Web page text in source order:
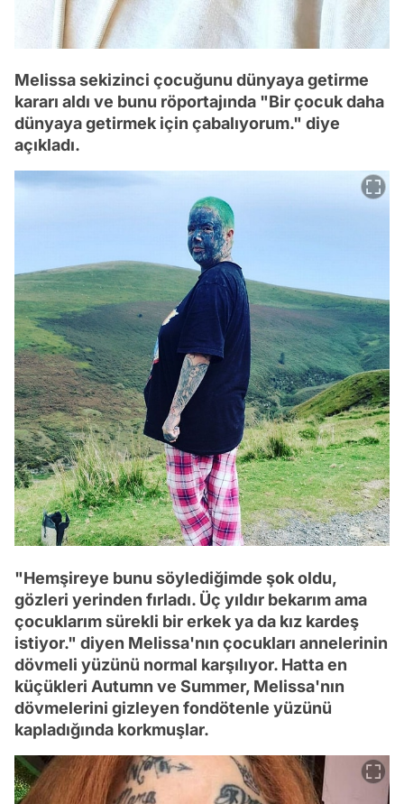
Melissa sekizinci çocuğunu dünyaya getirme
kararı aldı ve bunu röportajında "Bir çocuk daha
dünyaya getirmek için çabalıyorum." diye
açıkladı.
"Hemşireye bunu söylediğimde şok oldu,
gözleri yerinden fırladı. Üç yıldır bekarım ama
çocuklarım sürekli bir erkek ya da kız kardeş
istiyor." diyen Melissa'nın çocukları annelerinin
dövmeli yüzünü normal karşılıyor. Hatta en
küçükleri Autumn ve Summer, Melissa'nın
dövmelerini gizleyen fondötenle yüzünü
kapladığında korkmuşlar.